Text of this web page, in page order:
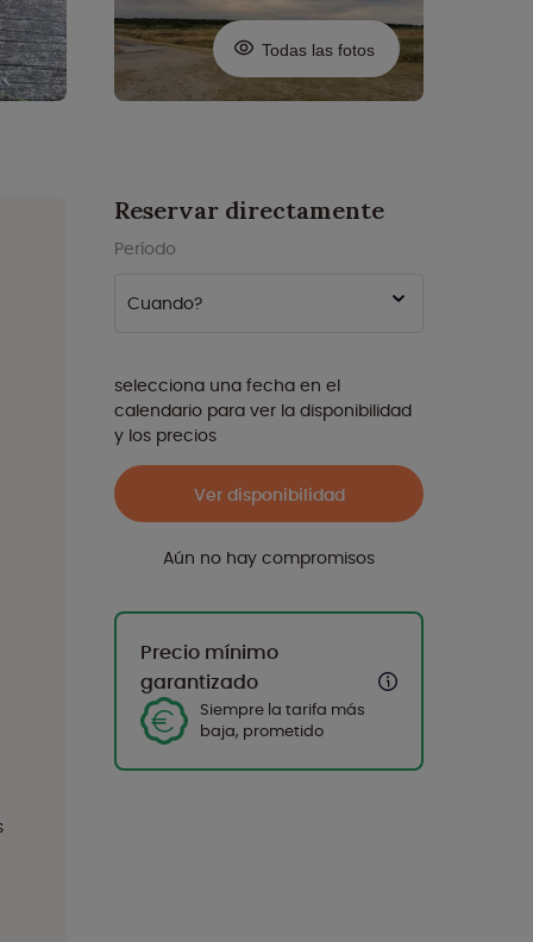
Todas las fotos
Reservar directamente
Período
Cuando?
selecciona una fecha en el
calendario para ver la disponibilidad
y los precios
Ver disponibilidad
Aún no hay compromisos
Precio mínimo
garantizado
Siempre la tarifa más
baja, prometido